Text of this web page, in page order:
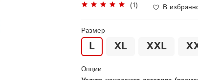
(1) В
Размер
L XL XXL
Опции